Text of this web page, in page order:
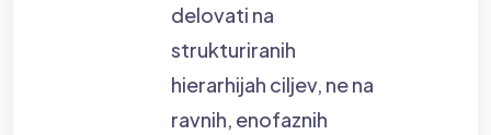
delovati na
strukturiranih
hierarhijah ciljev, ne na
ravnih, enofaznih